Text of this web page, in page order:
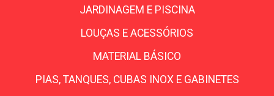
JARDINAGEM E PISCINA
LOUÇAS E ACESSÓRIOS
MATERIAL BÁSICO
PIAS, TANQUES, CUBAS INOX E GABINETES